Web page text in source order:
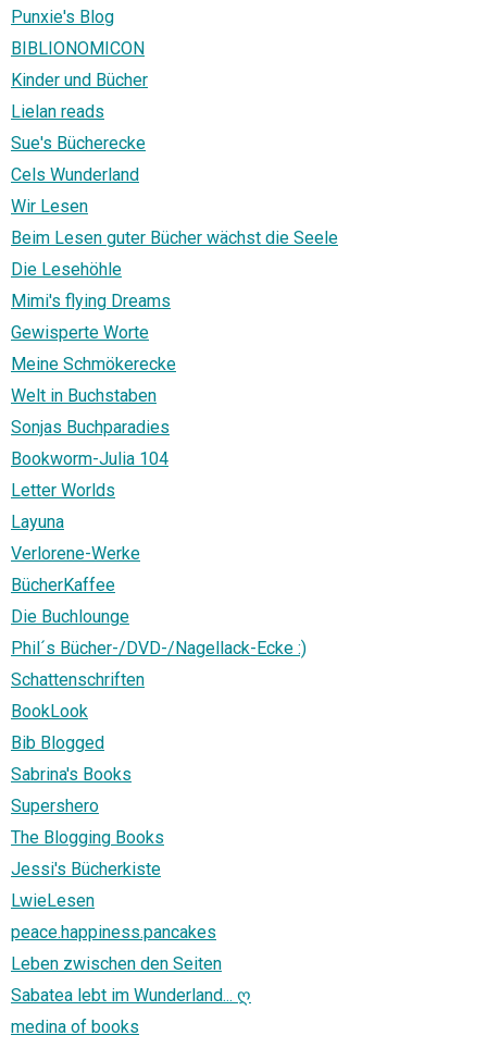
Punxie's Blog
BIBLIONOMICON
Kinder und Bücher
Lielan reads
Sue's Bücherecke
Cels Wunderland
Wir Lesen
Beim Lesen guter Bücher wächst die Seele
Die Lesehöhle
Mimi's flying Dreams
Gewisperte Worte
Meine Schmökerecke
Welt in Buchstaben
Sonjas Buchparadies
Bookworm-Julia 104
Letter Worlds
Layuna
Verlorene-Werke
BücherKaffee
Die Buchlounge
Phil´s Bücher-/DVD-/Nagellack-Ecke :)
Schattenschriften
BookLook
Bib Blogged
Sabrina's Books
Supershero
The Blogging Books
Jessi's Bücherkiste
LwieLesen
peace.happiness.pancakes
Leben zwischen den Seiten
Sabatea lebt im Wunderland... ღ
medina of books